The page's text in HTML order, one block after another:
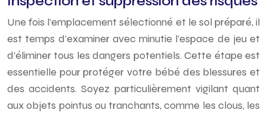
Une fois l’emplacement sélectionné et le sol préparé, il
est temps d’examiner avec minutie l’espace de jeu et
d’éliminer tous les dangers potentiels. Cette étape est
essentielle pour protéger votre bébé des blessures et
des accidents. Soyez particulièrement vigilant quant
aux objets pointus ou tranchants, comme les clous, les